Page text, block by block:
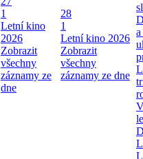
1
Letní kino
2026
Zobrazit
všechny
záznamy ze
dne
28
1
Letní kino 2026
Zobrazit
všechny
záznamy ze dne